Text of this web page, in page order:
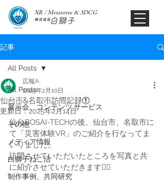
XR / Metaverse & 3DCG​
記事
All Posts
展示会、コンテンツ,サービス
その他
メディア情報
白獅子ねこ活
制作事例、共同研究
All Posts
仙台市&名取市訪問記録①
広報A
2025年2月10日
更新日：2025年2月14日
仙台BOSAI-TECHの後、仙台市、名取市に
て「災害体験VR」のご紹介を行なってま
いりました。
訪問させていただいたところを写真と共
に紹介させていただきます🙂‍↕️